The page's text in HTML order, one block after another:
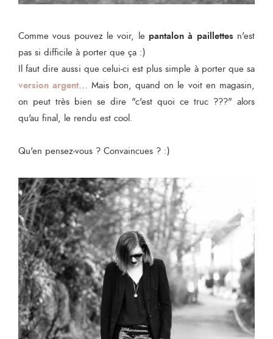
Comme vous pouvez le voir, le pantalon à paillettesn'est
pas si difficile à porter que ça :)
Il faut dire aussi que celui-ci est plus simple à porter que sa
version argent... Mais bon, quand on le voit en magasin,
on peut très bien se dire "c'est quoi ce truc ???" alors
qu'au final, le rendu est cool.
Qu'en pensez-vous ? Convaincues ? :)